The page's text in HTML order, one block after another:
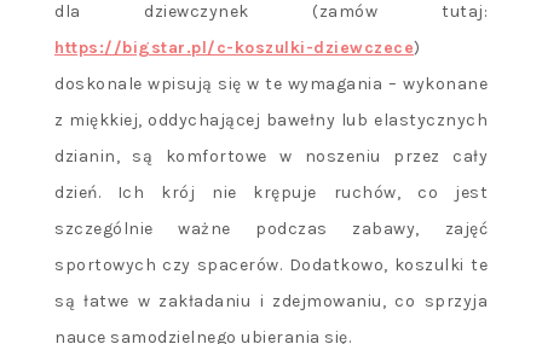
dla dziewczynek (zamów tutaj:
https://bigstar.pl/c-koszulki-dziewczece)
doskonale wpisują się w te wymagania – wykonane
z miękkiej, oddychającej bawełny lub elastycznych
dzianin, są komfortowe w noszeniu przez cały
dzień. Ich krój nie krępuje ruchów, co jest
szczególnie ważne podczas zabawy, zajęć
sportowych czy spacerów. Dodatkowo, koszulki te
są łatwe w zakładaniu i zdejmowaniu, co sprzyja
nauce samodzielnego ubierania się.